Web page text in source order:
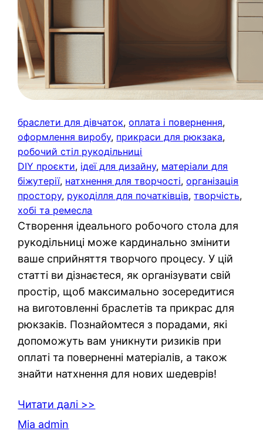
браслети для дівчаток, оплата і повернення
оформлення виробу, прикраси для рюкзака
робочий стіл рукодільниці
DIY проєкти, ідеї для дизайну, матеріали для
біжутерії, натхнення для творчості, організація
простору, рукоділля для початківців, творчість
хобі та ремесла
Створення ідеального робочого стола для
рукодільниці може кардинально змінити
ваше сприйняття творчого процесу. У цій
статті ви дізнаєтеся, як організувати свій
простір, щоб максимально зосередитися
на виготовленні браслетів та прикрас для
рюкзаків. Познайомтеся з порадами, які
допоможуть вам уникнути ризиків при
оплаті та поверненні матеріалів, а також
знайти натхнення для нових шедеврів!
Читати далі >>
Mia admin